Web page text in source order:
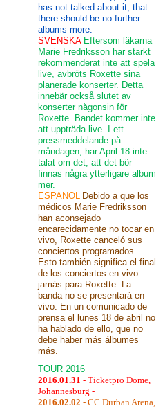
has not talked about it, that
there should be no further
albums more.
SVENSKA Eftersom läkarna
Marie Fredriksson har starkt
rekommenderat inte att spela
live, avbröts Roxette sina
planerade konserter. Detta
innebär också slutet av
konserter någonsin för
Roxette. Bandet kommer inte
att uppträda live. I ett
pressmeddelande på
måndagen, har April 18 inte
talat om det, att det bör
finnas några ytterligare album
mer.
ESPANOL Debido a que los
médicos Marie Fredriksson
han aconsejado
encarecidamente no tocar en
vivo, Roxette canceló sus
conciertos programados.
Esto también significa el final
de los conciertos en vivo
jamás para Roxette. La
banda no se presentará en
vivo. En un comunicado de
prensa el lunes 18 de abril no
ha hablado de ello, que no
debe haber más álbumes
más.
TOUR 2016
2016.01.31 - Ticketpro Dome,
Johannesburg -
2016.02.02 - CC Durban Arena,